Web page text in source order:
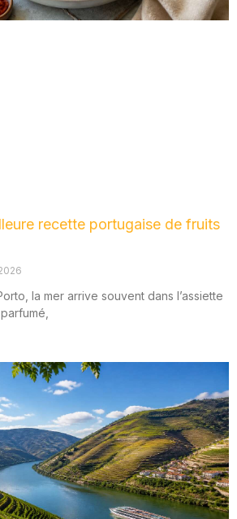
recette portugaise de fruits
la mer arrive souvent dans l’assiette